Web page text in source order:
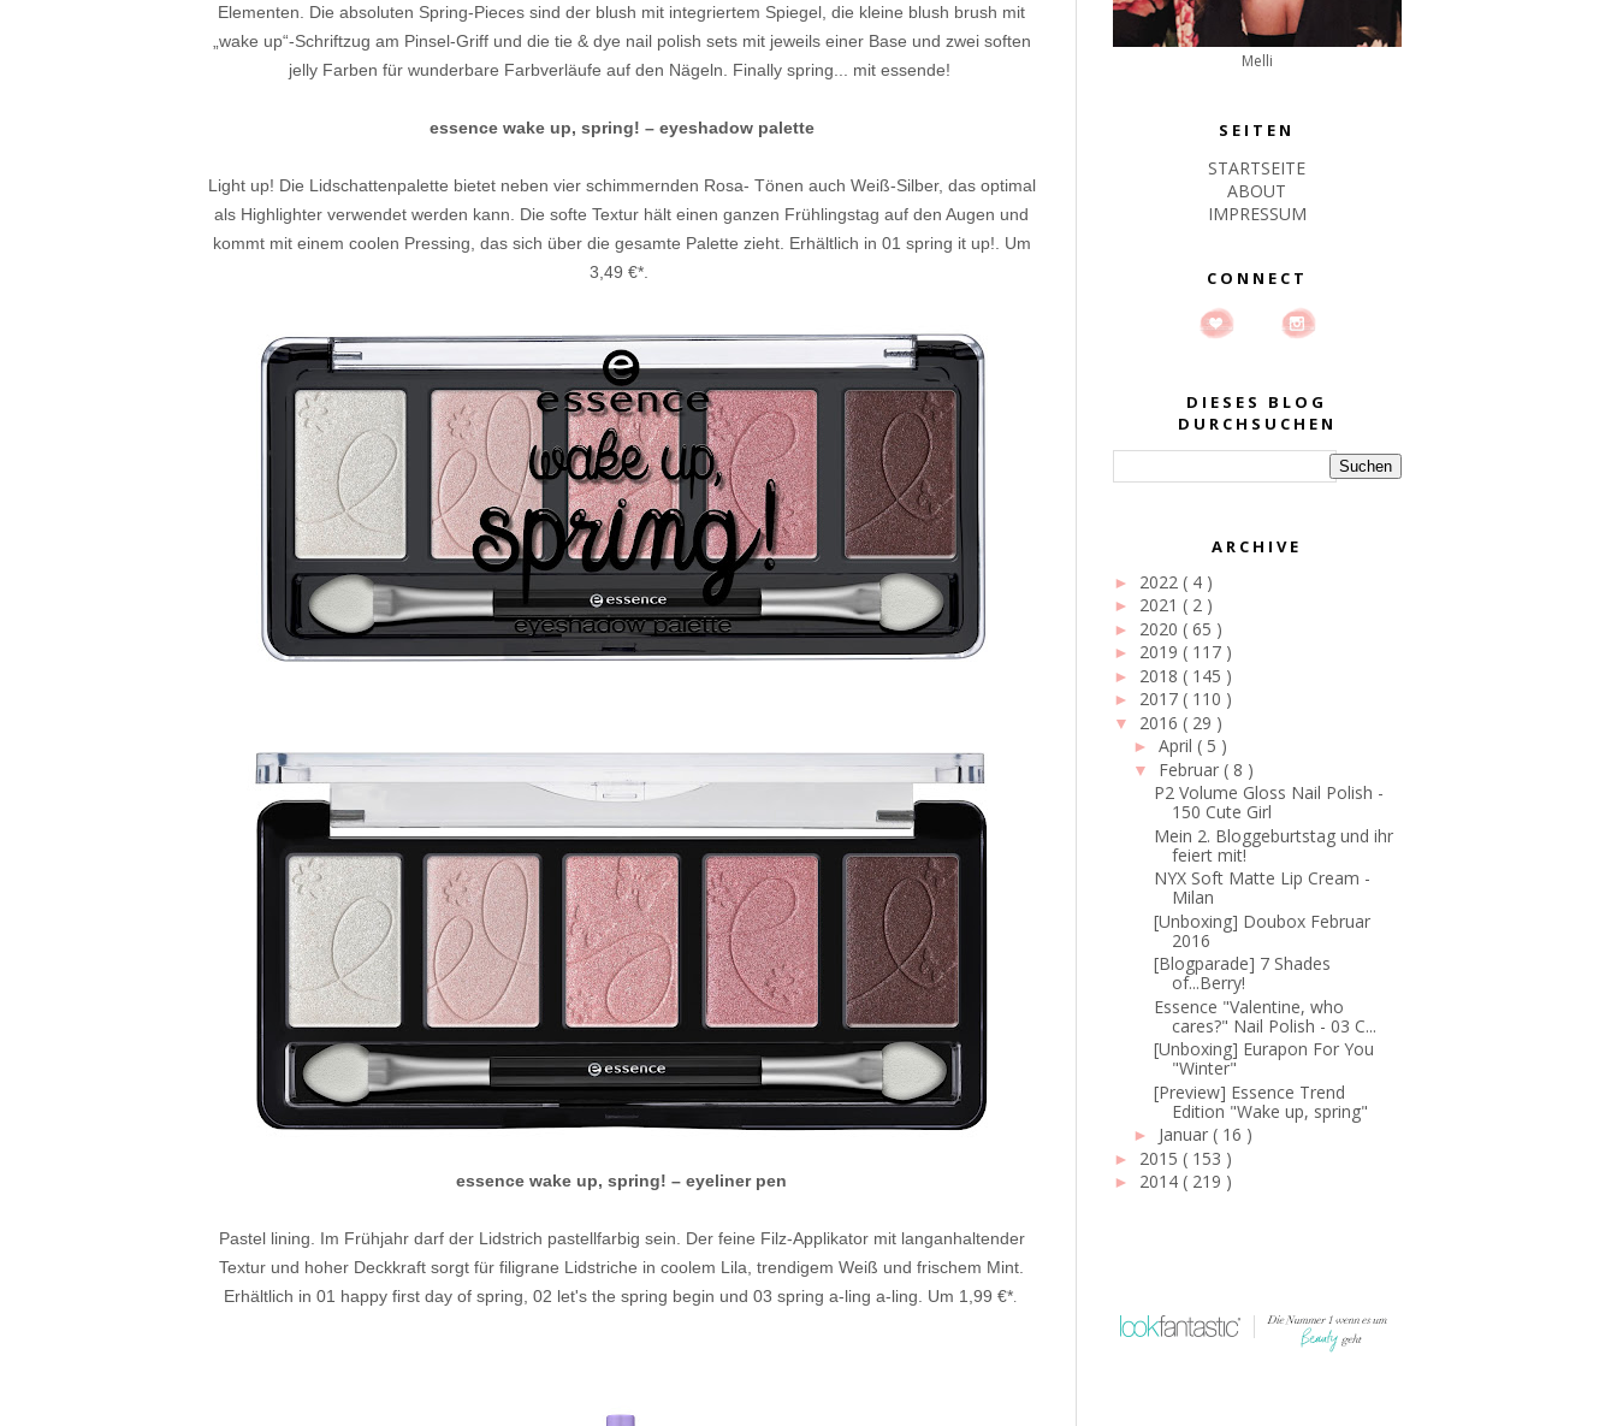
Elementen. Die absoluten Spring-Pieces sind der blush mit integriertem Spiegel, die kleine blush brush mit
„wake up“-Schriftzug am Pinsel-Griff und die tie & dye nail polish sets mit jeweils einer Base und zwei soften
jelly Farben für wunderbare Farbverläufe auf den Nägeln. Finally spring... mit essende!
essence wake up, spring! – eyeshadow palette
Light up! Die Lidschattenpalette bietet neben vier schimmernden Rosa- Tönen auch Weiß-Silber, das optimal
als Highlighter verwendet werden kann. Die softe Textur hält einen ganzen Frühlingstag auf den Augen und
kommt mit einem coolen Pressing, das sich über die gesamte Palette zieht. Erhältlich in 01 spring it up!. Um
3,49 €*.
essence wake up, spring! – eyeliner pen
Pastel lining. Im Frühjahr darf der Lidstrich pastellfarbig sein. Der feine Filz-Applikator mit langanhaltender
Textur und hoher Deckkraft sorgt für filigrane Lidstriche in coolem Lila, trendigem Weiß und frischem Mint.
Erhältlich in 01 happy first day of spring, 02 let's the spring begin und 03 spring a-ling a-ling. Um 1,99 €*.
Melli
SEITEN
STARTSEITE
ABOUT
IMPRESSUM
CONNECT
DIESES BLOG
DURCHSUCHEN
ARCHIVE
► 2022 ( 4 )
► 2021 ( 2 )
► 2020 ( 65 )
► 2019 ( 117 )
► 2018 ( 145 )
► 2017 ( 110 )
▼ 2016 ( 29 )
►April( 5 )
▼ Februar( 8 )
P2 Volume Gloss Nail Polish -
150 Cute Girl
Mein 2. Bloggeburtstag und ihr
feiert mit!
NYX Soft Matte Lip Cream -
Milan
[Unboxing] Doubox Februar
2016
[Blogparade] 7 Shades
of...Berry!
Essence "Valentine, who
cares?" Nail Polish - 03 C...
[Unboxing] Eurapon For You
"Winter"
[Preview] Essence Trend
Edition "Wake up, spring"
► Januar( 16 )
► 2015 ( 153 )
► 2014 ( 219 )